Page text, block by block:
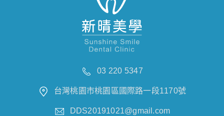
03 220 5347
台灣桃園市桃園區國際路一段1170號
DDS20191021@gmail.com